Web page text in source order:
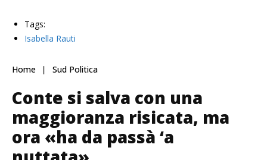
Tags:
Isabella Rauti
Home Sud Politica
Conte si salva con una
maggioranza risicata, ma
ora «ha da passà ‘a